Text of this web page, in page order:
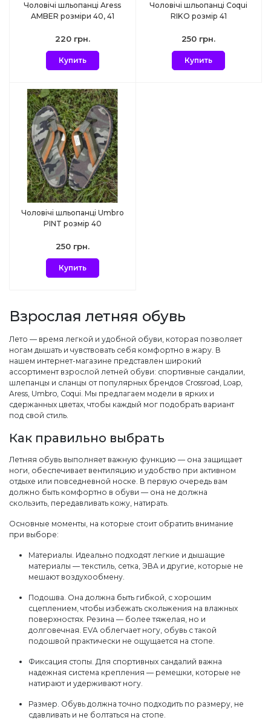
Чоловічі шльопанці Aress
AMBER розміри 40, 41
220 грн.
Купить
Чоловічі шльопанці Coqui
RIKO розмір 41
250 грн.
Купить
Чоловічі шльопанці Umbro
PINT розмір 40
250 грн.
Купить
Взрослая летняя обувь
Лето — время легкой и удобной обуви, которая позволяет
ногам дышать и чувствовать себя комфортно в жару. В
нашем интернет-магазине представлен широкий
ассортимент взрослой летней обуви: спортивные сандалии,
шлепанцы и сланцы от популярных брендов Crossroad, Loap,
Aress, Umbro, Coqui. Мы предлагаем модели в ярких и
сдержанных цветах, чтобы каждый мог подобрать вариант
под свой стиль.
Как правильно выбрать
Летняя обувь выполняет важную функцию — она защищает
ноги, обеспечивает вентиляцию и удобство при активном
отдыхе или повседневной носке. В первую очередь вам
должно быть комфортно в обуви — она не должна
скользить, передавливать кожу, натирать.
Основные моменты, на которые стоит обратить внимание
при выборе:
Материалы. Идеально подходят легкие и дышащие
материалы — текстиль, сетка, ЭВА и другие, которые не
мешают воздухообмену.
Подошва. Она должна быть гибкой, с хорошим
сцеплением, чтобы избежать скольжения на влажных
поверхностях. Резина — более тяжелая, но и
долговечная. EVA облегчает ногу, обувь с такой
подошвой практически не ощущается на стопе.
Фиксация стопы. Для спортивных сандалий важна
надежная система крепления — ремешки, которые не
натирают и удерживают ногу.
Размер. Обувь должна точно подходить по размеру, не
сдавливать и не болтаться на стопе.